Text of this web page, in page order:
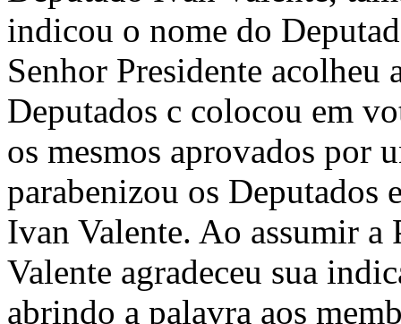
indicou o nome do
Senhor Presidente acolheu
Deputados c colocou em
os mesmos aprovados por
parabenizou os Deputados
Ivan Valente. Ao assumir a
Valente agradeceu sua
abrindo a palavra aos